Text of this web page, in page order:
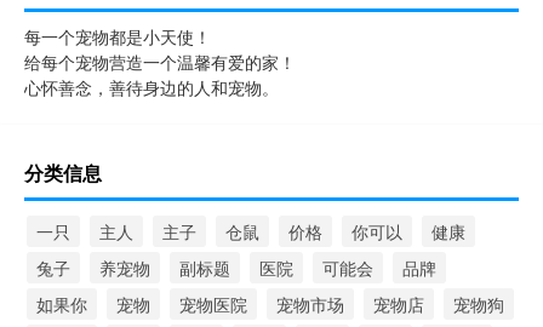
每一个宠物都是小天使！
给每个宠物营造一个温馨有爱的家！
心怀善念，善待身边的人和宠物。
分类信息
一只 主人 主子 仓鼠 价格 你可以
健康
兔子
养宠物 副标题 医院 可能会
品牌
如果你
宠物 宠物医院 宠物市场 宠物店
宠物狗